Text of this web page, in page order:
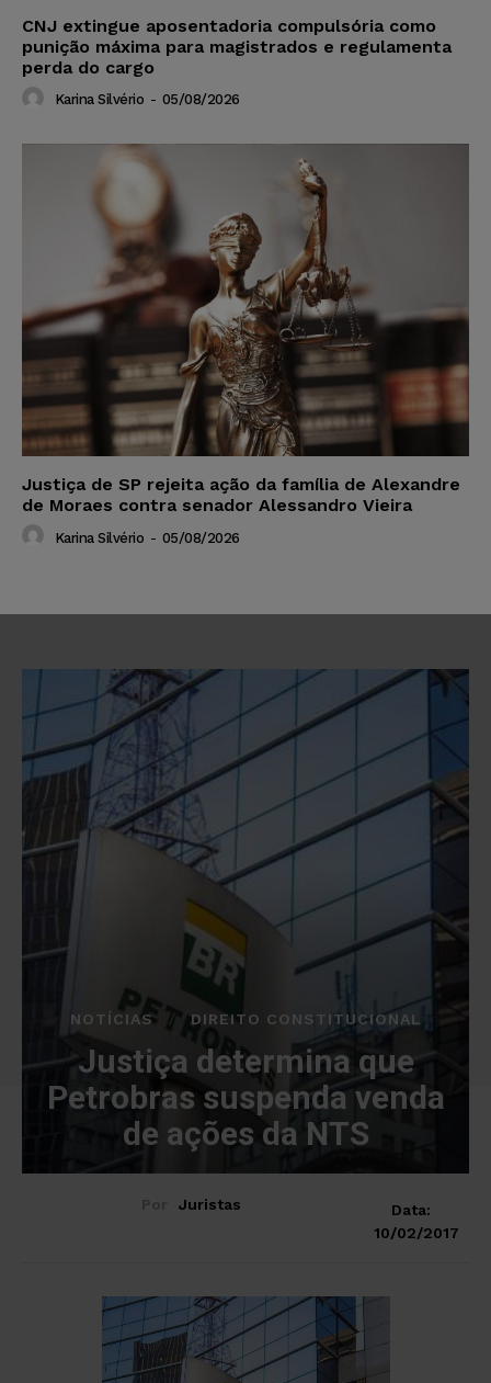
CNJ extingue aposentadoria compulsória como
punição máxima para magistrados e regulamenta
perda do cargo
Karina Silvério - 05/08/2026
Justiça de SP rejeita ação da família de Alexandre
de Moraes contra senador Alessandro Vieira
Karina Silvério - 05/08/2026